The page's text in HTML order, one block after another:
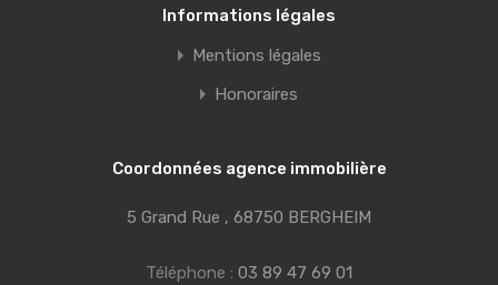
Informations légales
Mentions légales
Honoraires
Coordonnées agence immobilière
5 Grand Rue , 68750 BERGHEIM
Téléphone : 03 89 47 69 01